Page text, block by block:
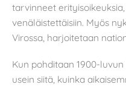
tarvinneet
venäläistettäisiin. Myös
Virossa, harjoitetaan
Kun pohditaan 1900-
usein siitä, kuinka